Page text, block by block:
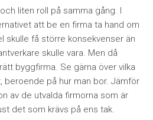
liten roll på samma gång. I
att be en firma ta hand om
skulle få större konsekvenser än
skulle vara. Men då
byggfirma. Se gärna över vilka
beroende på hur man bor. Jämför
av de utvalda firmorna som är
det som krävs på ens tak.